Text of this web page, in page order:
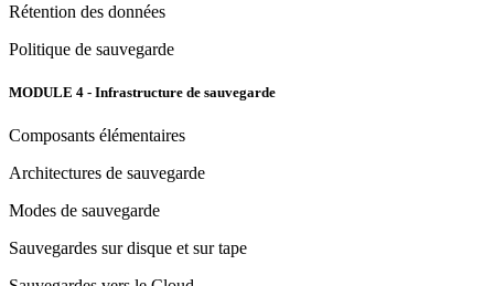
Rétention des données
Politique de sauvegarde
MODULE 4 - Infrastructure de sauvegarde
Composants élémentaires
Architectures de sauvegarde
Modes de sauvegarde
Sauvegardes sur disque et sur tape